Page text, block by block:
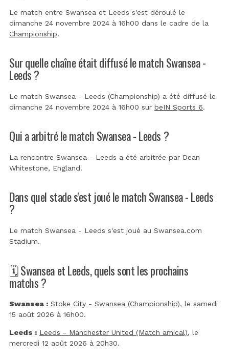
Le match entre Swansea et Leeds s'est déroulé le
dimanche 24 novembre 2024 à 16h00 dans le cadre de la
Championship.
Sur quelle chaîne était diffusé le match Swansea -
Leeds ?
Le match Swansea - Leeds (Championship) a été diffusé le
dimanche 24 novembre 2024 à 16h00 sur beIN Sports 6.
Qui a arbitré le match Swansea - Leeds ?
La rencontre Swansea - Leeds a été arbitrée par Dean
Whitestone, England.
Dans quel stade s'est joué le match Swansea - Leeds
?
Le match Swansea - Leeds s'est joué au Swansea.com
Stadium.
🗓️ Swansea et Leeds, quels sont les prochains
matchs ?
Swansea : Stoke City - Swansea (Championship), le samedi
15 août 2026 à 16h00.
Leeds : Leeds - Manchester United (Match amical), le
mercredi 12 août 2026 à 20h30.